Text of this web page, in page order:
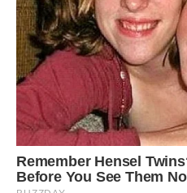
– Ми могли б і на кухні, але
вештається, а ми молоді. У
вийде.
І замовкла. Вирішила
потрібно їм кімнатою
Але надії доньки не
– Куди ж ми переїдемо? –